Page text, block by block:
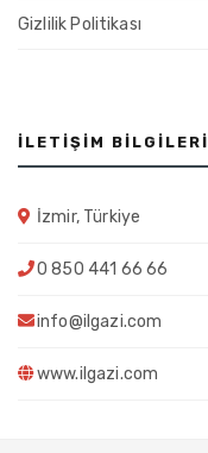
Gizlilik Politikası
İLETIŞIM BILGILERI
İzmir, Türkiye
0 850 441 66 66
info@ilgazi.com
www.ilgazi.com